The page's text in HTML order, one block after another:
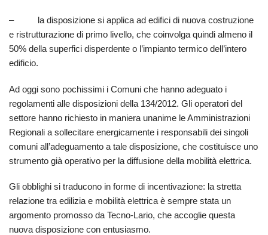
– la disposizione si applica ad edifici di nuova costruzione
e ristrutturazione di primo livello, che coinvolga quindi almeno il
50% della superfici disperdente o l’impianto termico dell’intero
edificio.
Ad oggi sono pochissimi i Comuni che hanno adeguato i
regolamenti alle disposizioni della 134/2012. Gli operatori del
settore hanno richiesto in maniera unanime le Amministrazioni
Regionali a sollecitare energicamente i responsabili dei singoli
comuni all’adeguamento a tale disposizione, che costituisce uno
strumento già operativo per la diffusione della mobilità elettrica.
Gli obblighi si traducono in forme di incentivazione: la stretta
relazione tra edilizia e mobilità elettrica è sempre stata un
argomento promosso da Tecno-Lario, che accoglie questa
nuova disposizione con entusiasmo.